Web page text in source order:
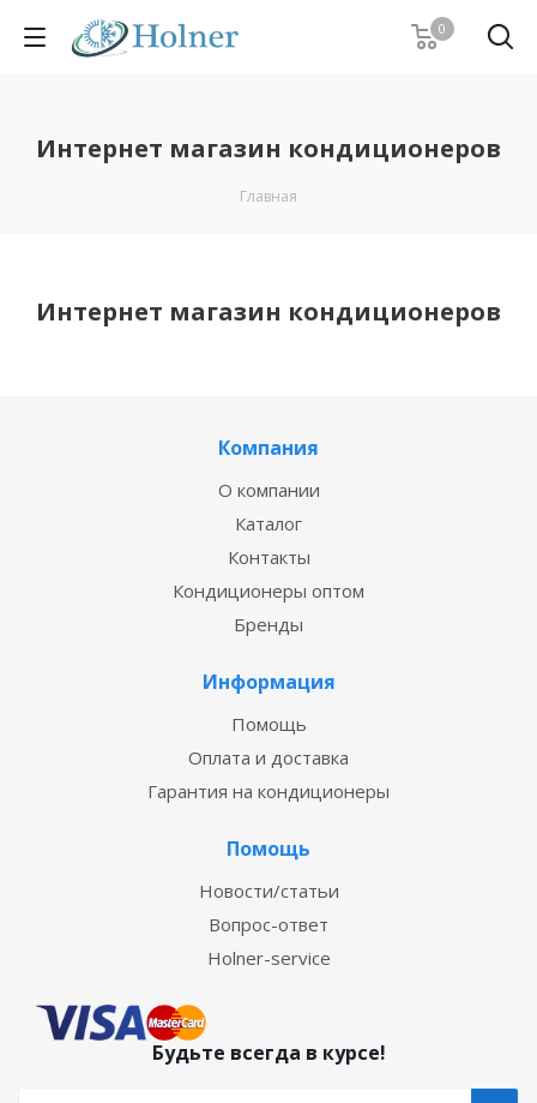
0
Интернет магазин кондиционеров
Главная
Интернет магазин кондиционеров
Компания
О компании
Каталог
Контакты
Кондиционеры оптом
Бренды
Информация
Помощь
Оплата и доставка
Гарантия на кондиционеры
Помощь
Новости/статьи
Вопрос-ответ
Holner-service
Будьте всегда в курсе!